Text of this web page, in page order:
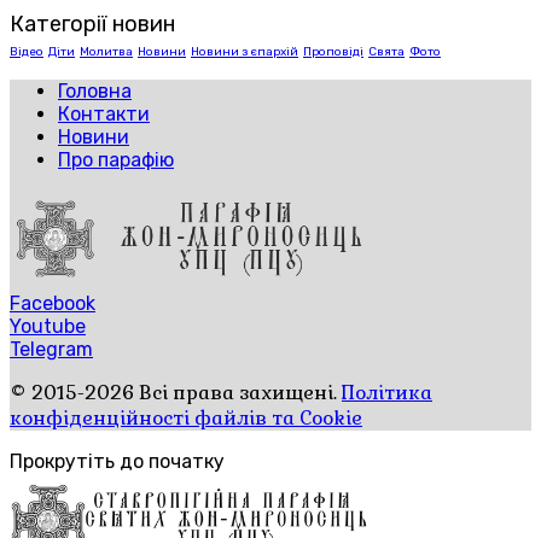
Категорії новин
Відео Діти Молитва Новини Новини з єпархій Проповіді Свята Фото
Головна
Контакти
Новини
Про парафію
Facebook
Youtube
Telegram
© 2015-2026 Всі права захищені.Політика
конфіденційності файлів та Cookie
Прокрутіть до початку